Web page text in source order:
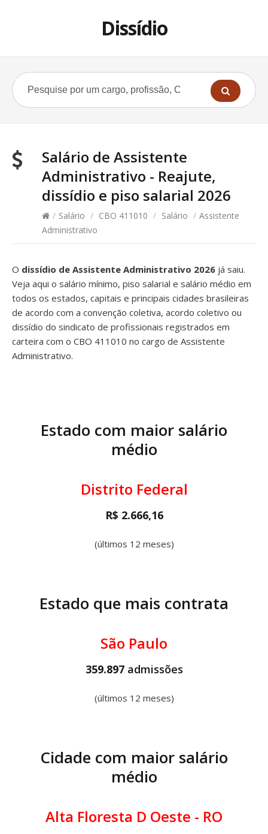
Dissídio
Salário de Assistente
Administrativo - Reajute,
dissídio e piso salarial 2026
/ Salário / CBO 411010 / Salário / Assistente
Administrativo
O dissídio de Assistente Administrativo 2026 já saiu.
Veja aqui o salário mínimo, piso salarial e salário médio em
todos os estados, capitais e principais cidades brasileiras
de acordo com a convenção coletiva, acordo coletivo ou
dissídio do sindicato de profissionais registrados em
carteira com o CBO 411010 no cargo de Assistente
Administrativo.
Estado com maior salário
médio
Distrito Federal
R$ 2.666,16
(últimos 12 meses)
Estado que mais contrata
São Paulo
359.897 admissões
(últimos 12 meses)
Cidade com maior salário
médio
Alta Floresta D Oeste - RO